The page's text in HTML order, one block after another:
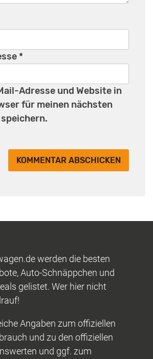
*
Adresse und Website in
für meinen nächsten
werden die besten
Auto-Schnäppchen und
gelistet. Wer hier nicht
Angaben zum offiziellen
und zu den offiziellen
und ggf. zum